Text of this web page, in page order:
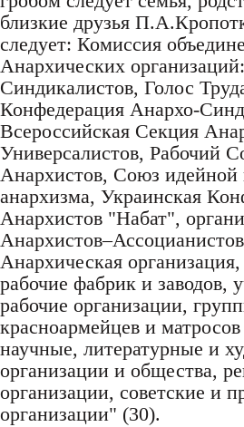
близкие друзья
следует: Комиссия
Анархических
Синдикалистов, Голос
Конфедерация Анархо-
Всероссийская Секция
Универсалистов, Рабочий
Анархистов, Союз идейной
анархизма, Украинская
Анархистов "Набат",
Анархическая
рабочие фабрик и заводов,
рабочие организации,
красноармейцев и
научные, литературные и
организации и общества,
организации, советские и
организации" (30).